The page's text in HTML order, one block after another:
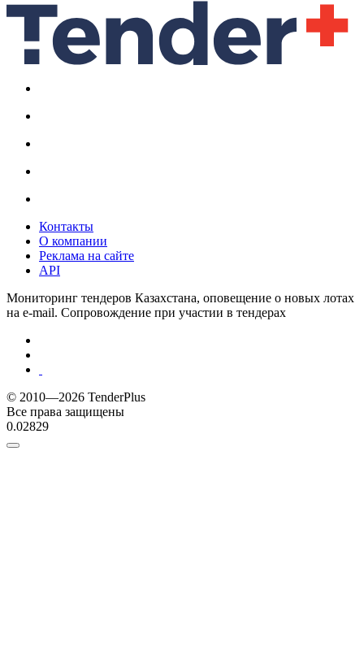
Контакты
О компании
Реклама на сайте
API
Мониторинг тендеров Казахстана, оповещение о новых лотах
на e-mail. Сопровождение при участии в тендерах
© 2010—2026 TenderPlus
Все права защищены
0.02829